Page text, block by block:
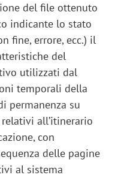
del file ottenuto
indicante lo stato
fine, errore, ecc.) il
del
utilizzati dal
temporali della
permanenza su
all’itinerario
con
delle pagine
al sistema